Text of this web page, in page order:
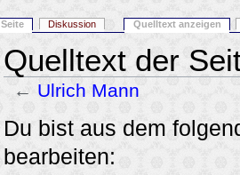
Quelltext der
← Ulrich Mann
Wechseln zu: Navigation Suche
Du bist aus dem
bearbeiten:
Seite Diskussion Quelltext anzeigen